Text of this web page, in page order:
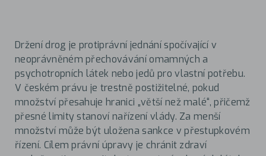
Držení drog je protiprávní jednání spočívající v
neoprávněném přechovávání omamných a
psychotropních látek nebo jedů pro vlastní potřebu.
V českém právu je trestně postižitelné, pokud
množství přesahuje hranici „větší než malé“, přičemž
přesné limity stanoví nařízení vlády. Za menší
množství může být uložena sankce v přestupkovém
řízení. Cílem právní úpravy je chránit zdraví